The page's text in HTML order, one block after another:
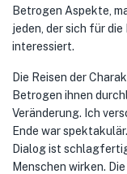
Betrogen Aspekte,
jeden, der sich für
interessiert.
Die Reisen der
Betrogen ihnen
Veränderung. Ich
Ende war
Dialog ist
Menschen wirken.